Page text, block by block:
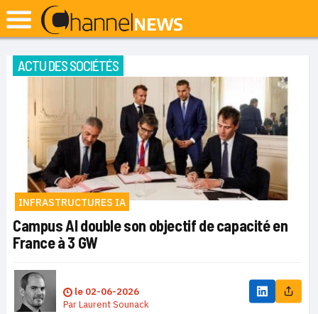
ACTU DES SOCIÉTÉS
INFRASTRUCTURES IA
Campus AI double son objectif de capacité en
France à 3 GW
le 02-06-2026
ParLaurent Sounack